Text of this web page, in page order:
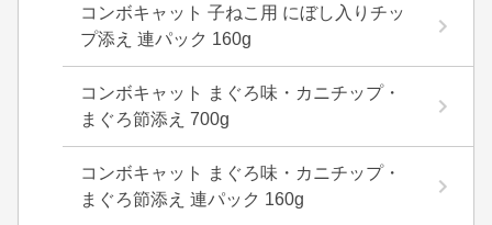
コンボキャット 子ねこ用 にぼし入りチッ
プ添え 連パック 160g
コンボキャット まぐろ味・カニチップ・
まぐろ節添え 700g
コンボキャット まぐろ味・カニチップ・
まぐろ節添え 連パック 160g